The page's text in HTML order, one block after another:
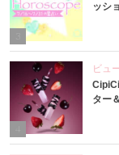
3
ッシ
4
ビュ
ター